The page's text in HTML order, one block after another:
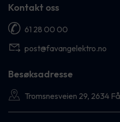
Kontakt oss
61 28 00 00
post@favangelektro.no
Besøksadresse
Tromsnesveien 29, 2634